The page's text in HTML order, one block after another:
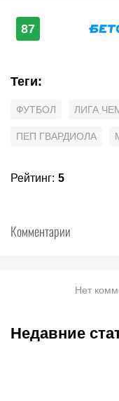
87
Теги:
ФУТБОЛ ЛИГА
ПЕП ГВАРДИОЛА
Рейтинг: 5
Комментарии
Нет
Недавние